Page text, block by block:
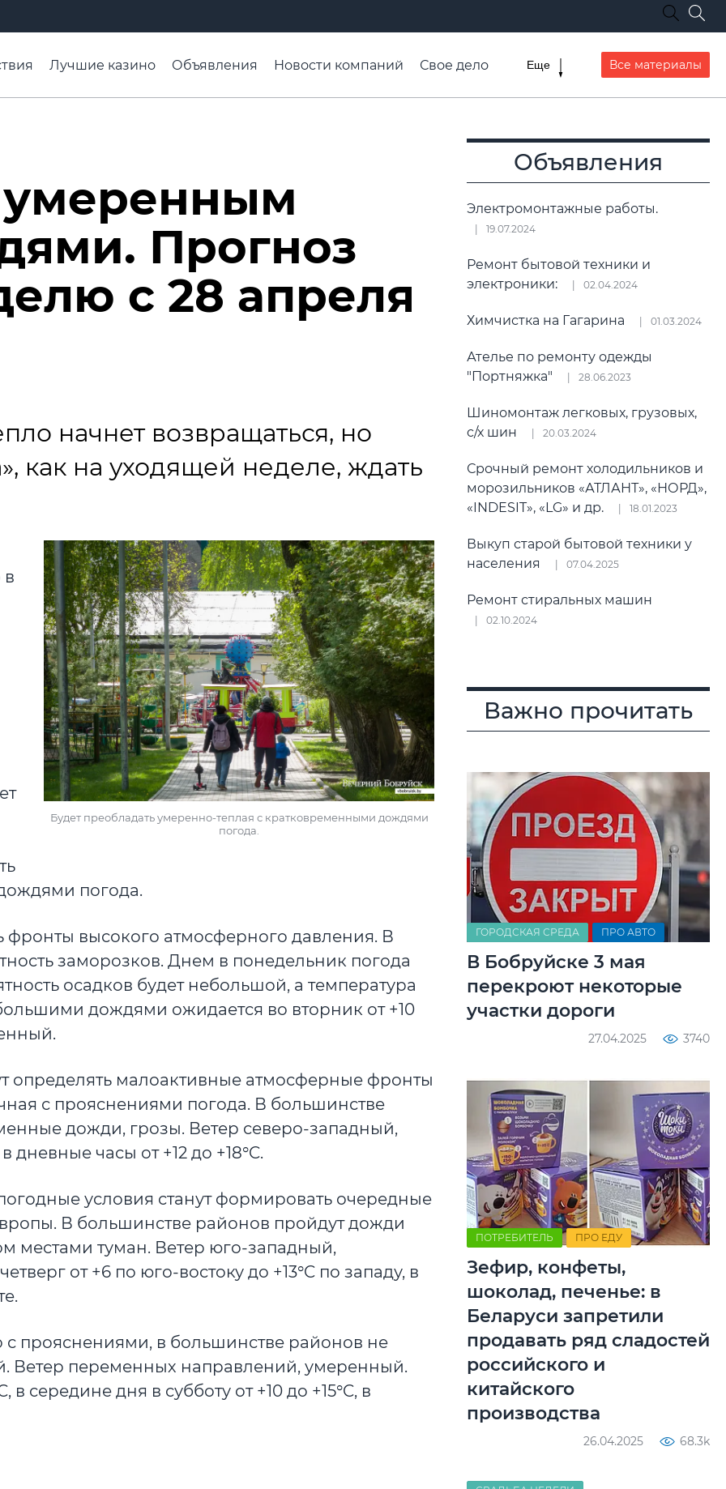
Лучшие казино Объявления Новости компаний
Свое дело
Еще Все материалы
умеренным
Прогноз
с 28 апреля
начнет возвращаться, но
как на уходящей неделе, ждать
Будет преобладать умеренно-теплая с кратковременными дождями
погода.
в
погода.
фронты высокого атмосферного давления. В
заморозков. Днем в понедельник погода
осадков будет небольшой, а температура
дождями ожидается во вторник от +10
определять малоактивные атмосферные фронты
с прояснениями погода. В большинстве
дожди, грозы. Ветер северо-западный,
часы от +12 до +18°C.
условия станут формировать очередные
В большинстве районов пройдут дожди
местами туман. Ветер юго-западный,
от +6 по юго-востоку до +13°C по западу, в
с прояснениями, в большинстве районов не
Ветер переменных направлений, умеренный.
середине дня в субботу от +10 до +15°C, в
Объявления
Электромонтажные работы.
19.07.2024
Ремонт бытовой техники и
электроники:
02.04.2024
Химчистка на Гагарина 01.03.2024
Ателье по ремонту одежды
"Портняжка"
28.06.2023
Шиномонтаж легковых, грузовых,
с/х шин
20.03.2024
Срочный ремонт холодильников и
морозильников «АТЛАНТ», «НОРД»,
«INDESIT», «LG» и др.
18.01.2023
Выкуп старой бытовой техники у
населения
07.04.2025
Ремонт стиральных машин
02.10.2024
Важно прочитать
ГОРОДСКАЯ СРЕДА ПРО АВТО
В Бобруйске 3 мая
перекроют некоторые
участки дороги
27.04.2025 3740
ПОТРЕБИТЕЛЬ ПРО ЕДУ
Зефир, конфеты,
шоколад, печенье: в
Беларуси запретили
продавать ряд сладостей
российского и
китайского
производства
26.04.2025 68.3k